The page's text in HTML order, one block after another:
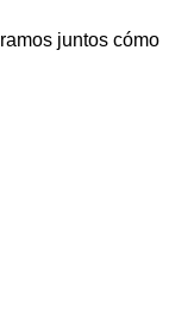
juntos cómo